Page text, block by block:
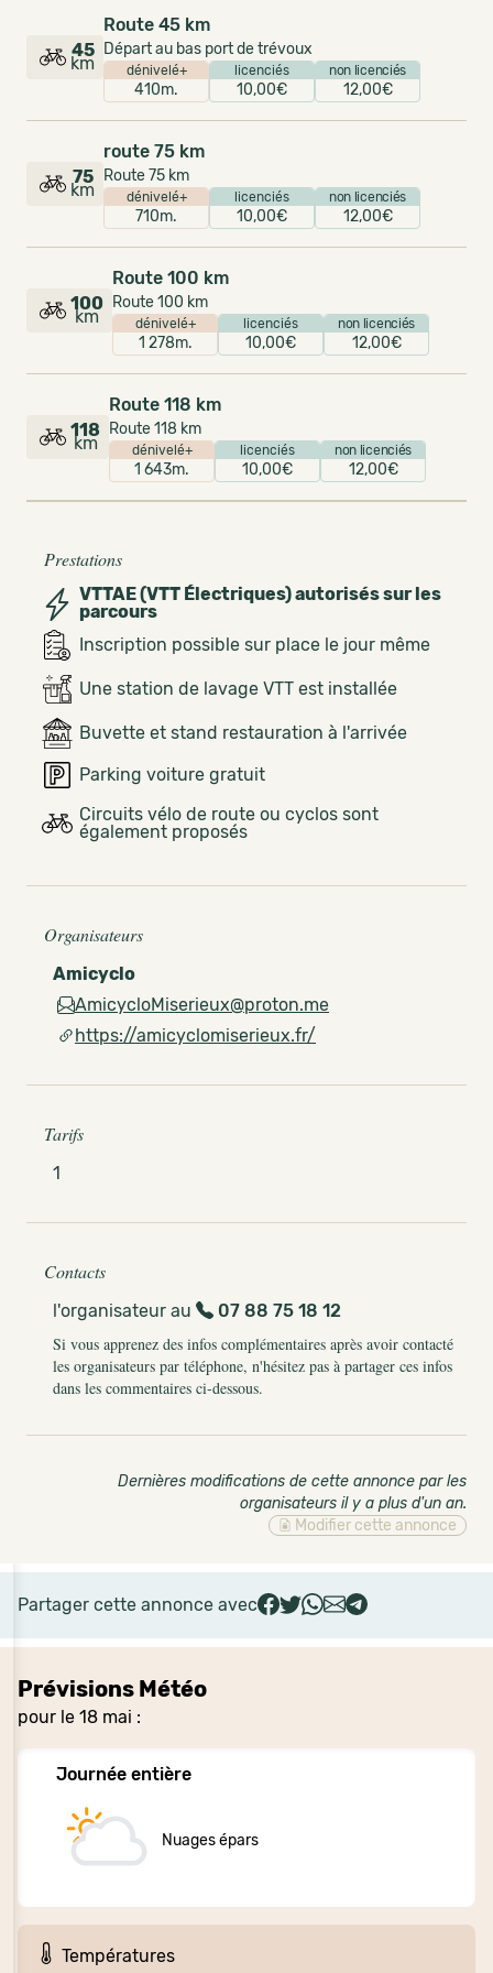
Prévisions Météo
pour le 18 mai :
Journée entière
Nuages épars
Températures
45
km
Route 45 km
Départ au bas port de trévoux
dénivelé+
410m.
licenciés
10,00€
non licenciés
12,00€
75
km
route 75 km
Route 75 km
dénivelé+
710m.
licenciés
10,00€
non licenciés
12,00€
100
km
Route 100 km
Route 100 km
dénivelé+
1 278m.
licenciés
10,00€
non licenciés
12,00€
118
km
Route 118 km
Route 118 km
dénivelé+
1 643m.
licenciés
10,00€
non licenciés
12,00€
Prestations
VTTAE (VTT Électriques) autorisés sur les
parcours
Inscription possible sur place le jour même
Une station de lavage VTT est installée
Buvette et stand restauration à l'arrivée
Parking voiture gratuit
Circuits vélo de route ou cyclos sont
également proposés
Organisateurs
Amicyclo
AmicycloMiserieux@proton.me
https://amicyclomiserieux.fr/
Tarifs
1
Contacts
l'organisateur au
07 88 75 18 12
Si vous apprenez des infos complémentaires après avoir contacté
les organisateurs par téléphone, n'hésitez pas à partager ces infos
dans les commentaires ci-dessous.
Dernières modifications de cette annonce par les
organisateurs il y a plus d'un an.
Modifier cette annonce
Partager cette annonce avec